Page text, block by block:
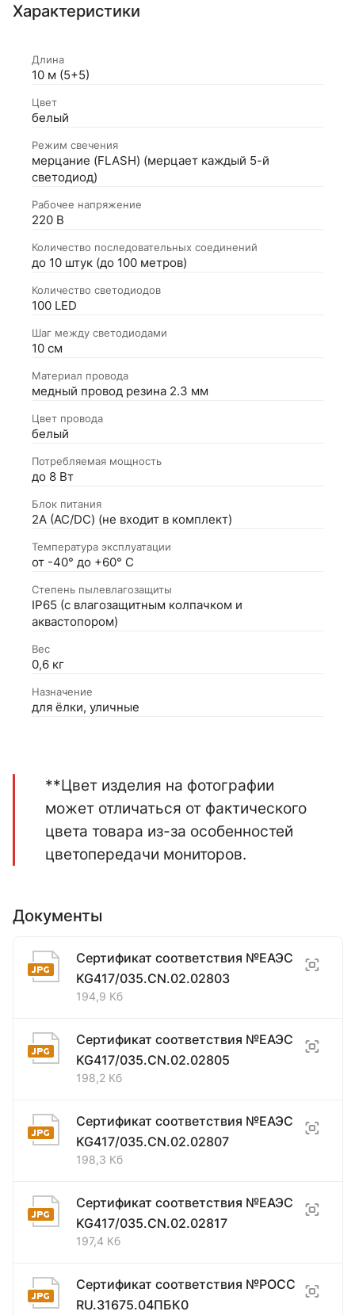
Характеристики
Длина
10 м (5+5)
Цвет
белый
Режим свечения
мерцание (FLASH) (мерцает каждый 5-й
светодиод)
Рабочее напряжение
220 В
Количество последовательных соединений
до 10 штук (до 100 метров)
Количество светодиодов
100 LED
Шаг между светодиодами
10 см
Материал провода
медный провод резина 2.3 мм
Цвет провода
белый
Потребляемая мощность
до 8 Вт
Блок питания
2А (АС/DC) (не входит в комплект)
Температура эксплуатации
от -40° до +60° С
Степень пылевлагозащиты
IP65 (с влагозащитным колпачком и
аквастопором)
Вес
0,6 кг
Назначение
для ёлки, уличные
**Цвет изделия на фотографии
может отличаться от фактического
цвета товара из-за особенностей
цветопередачи мониторов.
Документы
Сертификат соответствия №ЕАЭС
KG417/035.CN.02.02803
194,9 Кб
Сертификат соответствия №ЕАЭС
KG417/035.CN.02.02805
198,2 Кб
Сертификат соответствия №ЕАЭС
KG417/035.CN.02.02807
198,3 Кб
Сертификат соответствия №ЕАЭС
KG417/035.CN.02.02817
197,4 Кб
Сертификат соответствия №РОСС
RU.31675.04ПБК0